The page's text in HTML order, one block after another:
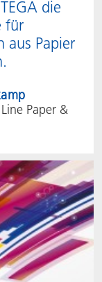
die
für
aus Papier
Paper &